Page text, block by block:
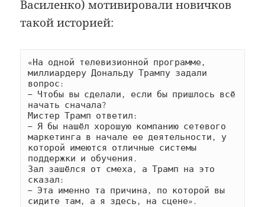
Василенко) мотивировали новичков
такой историей:
«На одной телевизионной программе,
миллиардеру Дональду Трампу задали
вопрос:
— Чтобы вы сделали, если бы пришлось всё
начать сначала?
Мистер Трамп ответил:
— Я бы нашёл хорошую компанию сетевого
маркетинга в начале ее деятельности, у
которой имеются отличные системы
поддержки и обучения.
Зал зашёлся от смеха, а Трамп на это
сказал:
— Эта именно та причина, по которой вы
сидите там, а я здесь, на сцене».